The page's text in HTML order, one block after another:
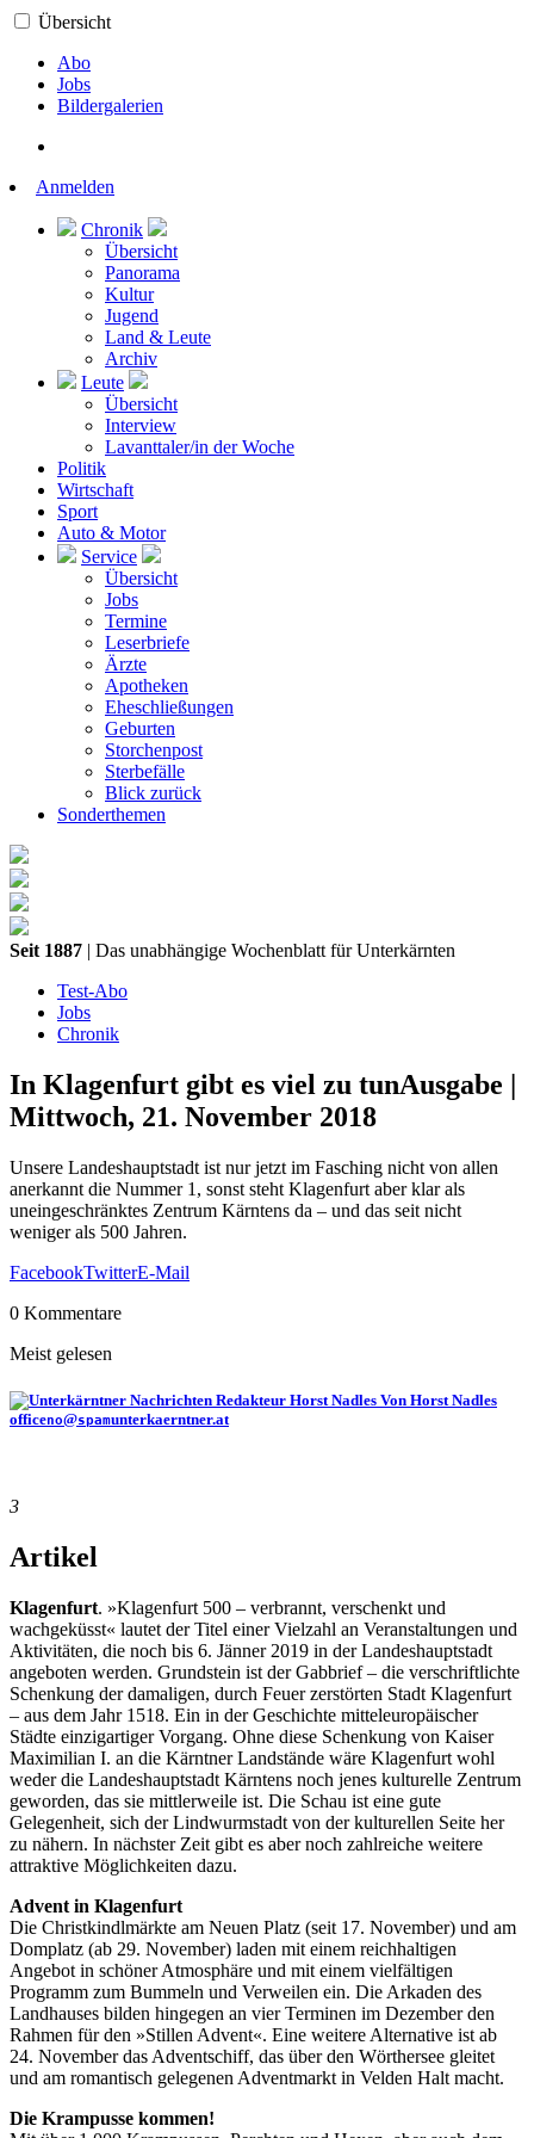
Übersicht
Abo
Jobs
Bildergalerien
Anmelden
Chronik
Übersicht
Panorama
Kultur
Jugend
Land & Leute
Archiv
Leute
Übersicht
Interview
Lavanttaler/in der Woche
Politik
Wirtschaft
Sport
Auto & Motor
Service
Übersicht
Jobs
Termine
Leserbriefe
Ärzte
Apotheken
Eheschließungen
Geburten
Storchenpost
Sterbefälle
Blick zurück
Sonderthemen
Seit 1887 | Das unabhängige Wochenblatt für Unterkärnten
Test-Abo
Jobs
Chronik
In Klagenfurt gibt es viel zu tunAusgabe |
Mittwoch, 21. November 2018
Unsere Landeshauptstadt ist nur jetzt im Fasching nicht von allen
anerkannt die Nummer 1, sonst steht Klagenfurt aber klar als
uneingeschränktes Zentrum Kärntens da – und das seit nicht
weniger als 500 Jahren.
FacebookTwitterE-Mail
0 Kommentare
Meist gelesen
Von Horst Nadles
officeno@spamunterkaerntner.at
3
Artikel
Klagenfurt. »Klagenfurt 500 – verbrannt, verschenkt und
wachgeküsst« lautet der Titel einer Vielzahl an Veranstaltungen und
Aktivitäten, die noch bis 6. Jänner 2019 in der Landeshauptstadt
angeboten werden. Grundstein ist der Gabbrief – die verschriftlichte
Schenkung der damaligen, durch Feuer zerstörten Stadt Klagenfurt
– aus dem Jahr 1518. Ein in der Geschichte mitteleuropäischer
Städte einzigartiger Vorgang. Ohne diese Schenkung von Kaiser
Maximilian I. an die Kärntner Landstände wäre Klagenfurt wohl
weder die Landeshauptstadt Kärntens noch jenes kulturelle Zentrum
geworden, das sie mittlerweile ist. Die Schau ist eine gute
Gelegenheit, sich der Lindwurmstadt von der kulturellen Seite her
zu nähern. In nächster Zeit gibt es aber noch zahlreiche weitere
attraktive Möglichkeiten dazu.
Advent in Klagenfurt
Die Christkindlmärkte am Neuen Platz (seit 17. November) und am
Domplatz (ab 29. November) laden mit einem reichhaltigen
Angebot in schöner Atmosphäre und mit einem vielfältigen
Programm zum Bummeln und Verweilen ein. Die Arkaden des
Landhauses bilden hingegen an vier Terminen im Dezember den
Rahmen für den »Stillen Advent«. Eine weitere Alternative ist ab
24. November das Adventschiff, das über den Wörthersee gleitet
und am romantisch gelegenen Adventmarkt in Velden Halt macht.
Die Krampusse kommen!